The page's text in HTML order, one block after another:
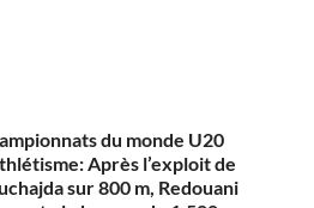
du monde U20
Après l’exploit de
sur 800 m, Redouani